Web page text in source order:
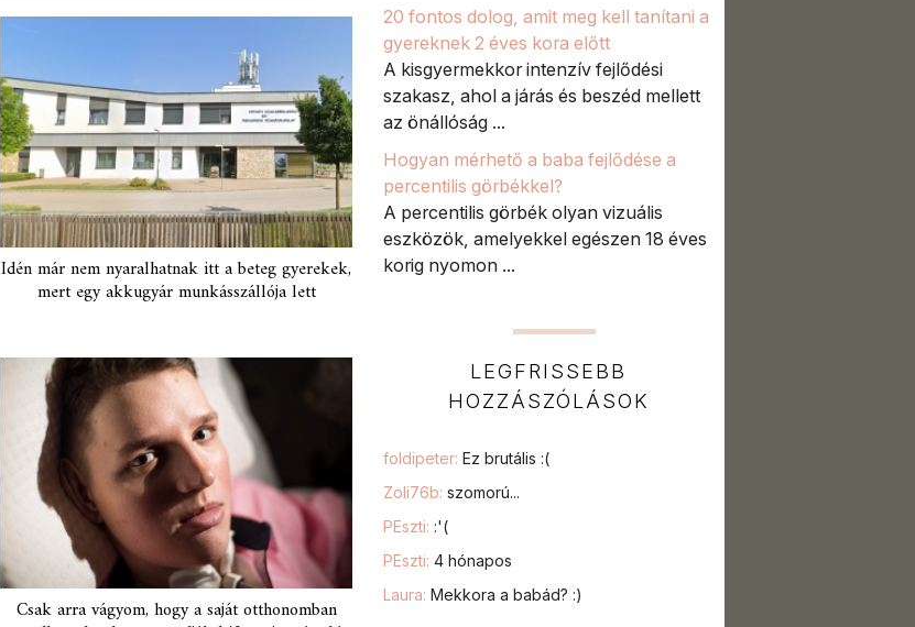
Idén már nem nyaralhatnak itt a beteg gyerekek,
mert egy akkugyár munkásszállója lett
Csak arra vágyom, hogy a saját otthonomban
20 fontos dolog, amit meg kell tanítani a
gyereknek 2 éves kora előtt
A kisgyermekkor intenzív fejlődési
szakasz, ahol a járás és beszéd mellett
az önállóság ...
Hogyan mérhető a baba fejlődése a
percentilis görbékkel?
A percentilis görbék olyan vizuális
eszközök, amelyekkel egészen 18 éves
korig nyomon ...
LEGFRISSEBB
HOZZÁSZÓLÁSOK
foldipeter: Ez brutális :(
Zoli76b: szomorú...
PEszti: :'(
PEszti: 4 hónapos
Laura: Mekkora a babád? :)